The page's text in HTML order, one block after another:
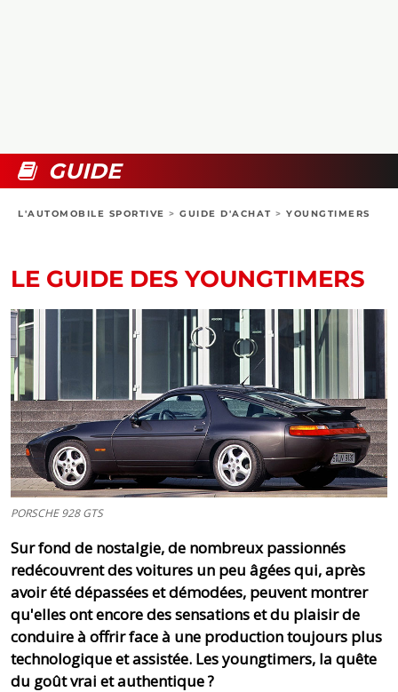
BOUTIQUE
GUIDE
L'AUTOMOBILE SPORTIVE > GUIDE D'ACHAT > YOUNGTIMERS
LE GUIDE DES YOUNGTIMERS
PORSCHE 928 GTS
Sur fond de nostalgie, de nombreux passionnés
redécouvrent des voitures un peu âgées qui, après
avoir été dépassées et démodées, peuvent montrer
qu'elles ont encore des sensations et du plaisir de
conduire à offrir face à une production toujours plus
technologique et assistée. Les youngtimers, la quête
du goût vrai et authentique ?